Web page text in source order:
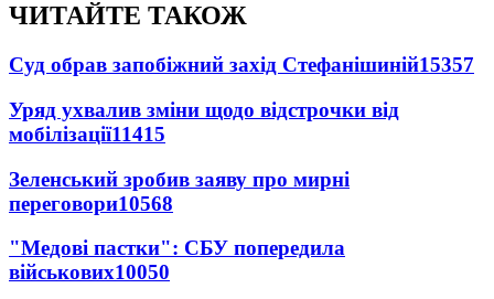
ЧИТАЙТЕ ТАКОЖ
Суд обрав запобіжний захід Стефанішиній15357
Уряд ухвалив зміни щодо відстрочки від
мобілізації11415
Зеленський зробив заяву про мирні
переговори10568
"Медові пастки": СБУ попередила
військових10050